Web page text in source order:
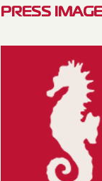
PRESS